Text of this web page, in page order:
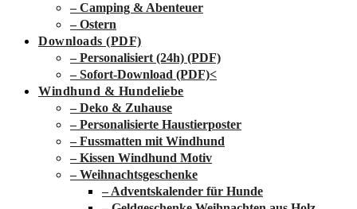
– Camping & Abenteuer
– Ostern
Downloads (PDF)
– Personalisiert (24h) (PDF)
– Sofort-Download (PDF)<
Windhund & Hundeliebe
– Deko & Zuhause
– Personalisierte Haustierposter
– Fussmatten mit Windhund
– Kissen Windhund Motiv
– Weihnachtsgeschenke
– Adventskalender für Hunde